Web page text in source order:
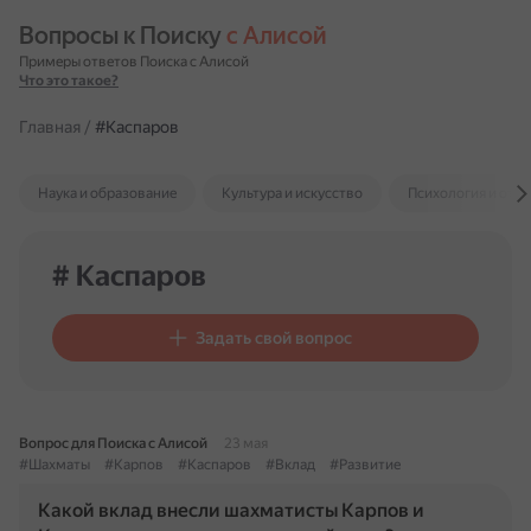
Вопросы к Поиску с Алисой
Примеры ответов Поиска с Алисой
Что это такое?
Главная / #Каспаров
Наука и образование Культура и искусство Психология и
# Каспаров
Задать свой вопрос
Вопрос для Поиска с Алисой
23 мая
#Шахматы
#Карпов #Каспаров #Вклад #Развитие
Какой вклад внесли шахматисты Карпов и